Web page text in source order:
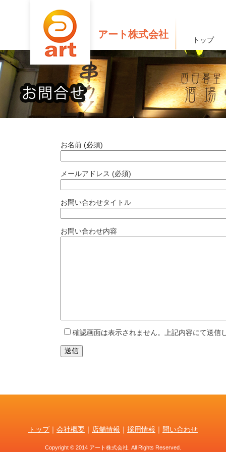
アート株式会社 トップ
お名前 (必須)
メールアドレス (必須)
お問い合わせタイトル
お問い合わせ内容
確認画面は表示されません。上記内容にて送信
トップ｜ 会社概要 ｜ 店舗情報 ｜ 採用情報 ｜ 問い合わせ
Copyright © 2014 アート株式会社. All Rights Reserved.